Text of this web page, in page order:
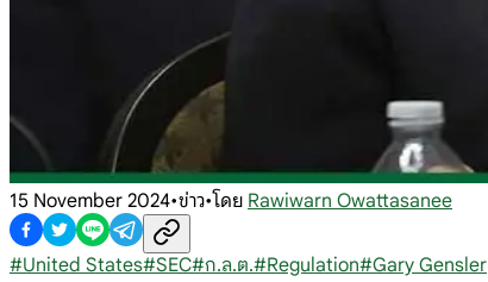
15 November 2024•ข่าว•โดย Rawiwarn Owattasanee
#United States#SEC#ก.ล.ต.#Regulation#Gary Gensler